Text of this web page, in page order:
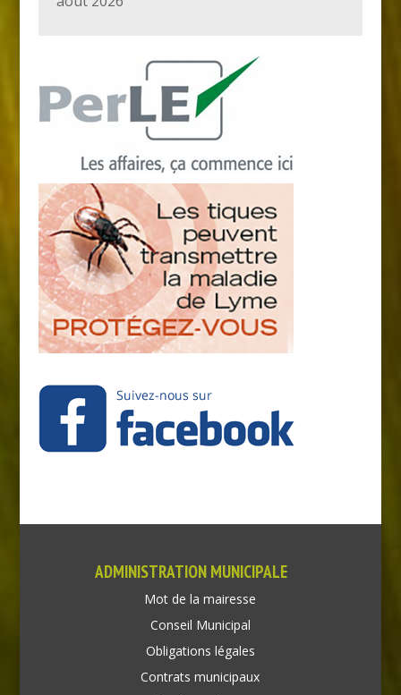
ADMINISTRATION MUNICIPALE
Mot de la mairesse
Conseil Municipal
Obligations légales
Contrats municipaux